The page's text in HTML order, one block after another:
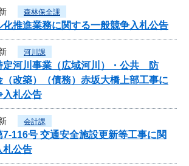
森林保全課
化推進業務に関する一般競争入札公告
河川課
河川事業（広域河川）・公共 防
（改築）（債務）赤坂大橋上部工事に
入札公告
会計課
7-116号 交通安全施設更新等工事に関
札公告